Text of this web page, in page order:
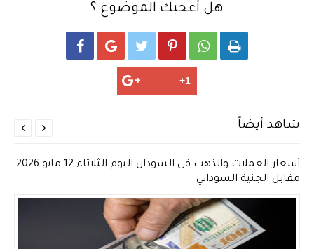
هل أعجبك الموضوع ؟
     
شاهد أيضاً
أسعار العملات والذهب في السودان اليوم الثلاثاء 12 مايو 2026
مقابل الجنية السوداني

